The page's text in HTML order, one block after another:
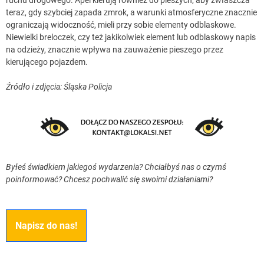
teraz, gdy szybciej zapada zmrok, a warunki atmosferyczne znacznie
ograniczają widoczność, mieli przy sobie elementy odblaskowe.
Niewielki breloczek, czy też jakikolwiek element lub odblaskowy napis
na odzieży, znacznie wpływa na zauważenie pieszego przez
kierującego pojazdem.
Źródło i zdjęcia: Śląska Policja
Byłeś świadkiem jakiegoś wydarzenia? Chciałbyś nas o czymś
poinformować? Chcesz pochwalić się swoimi działaniami?
Napisz do nas!